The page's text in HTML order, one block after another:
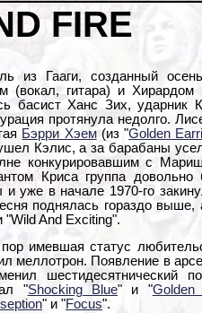
FIRE
из Гааги, созданный
(вокал, гитара) и
басист Ханс Зих, ударник
протянула недолго.
Бэрри Хэем(из "Golden
Кэлис, а за барабаны
конкурировавшим с
Криса группа
и уже в начале 1970-го
поднялась гораздо выше,
"Wild And Exciting".
имевшая статус
меллотрон. Появление в
шестидесятнический
"Shocking Blue" и "Golden
" и "Focus".